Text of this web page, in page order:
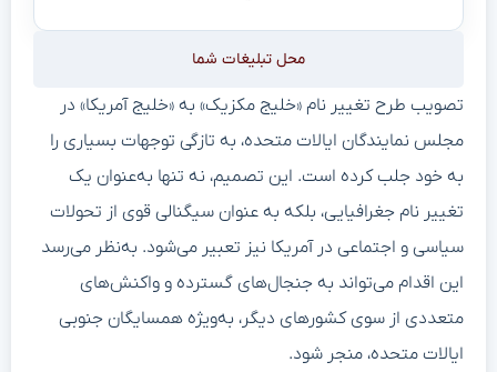
محل تبلیغات شما
تصویب طرح تغییر نام «خلیج مکزیک» به «خلیج آمریکا» در
مجلس نمایندگان ایالات متحده، به تازگی توجهات بسیاری را
به خود جلب کرده است. این تصمیم، نه تنها به‌عنوان یک
تغییر نام جغرافیایی، بلکه به عنوان سیگنالی قوی از تحولات
سیاسی و اجتماعی در آمریکا نیز تعبیر می‌شود. به‌نظر می‌رسد
این اقدام می‌تواند به جنجال‌های گسترده و واکنش‌های
متعددی از سوی کشورهای دیگر، به‌ویژه همسایگان جنوبی
ایالات متحده، منجر شود.